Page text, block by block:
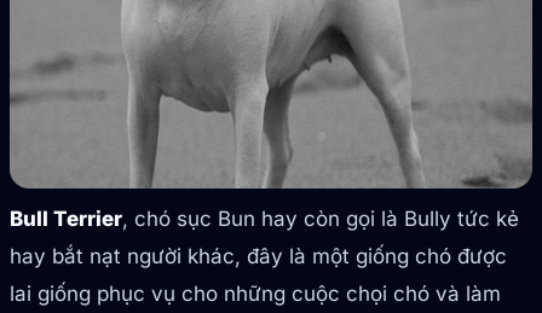
Bull Terrier, chó sục Bun hay còn gọi là Bully tức kẻ
hay bắt nạt người khác, đây là một giống chó được
lai giống phục vụ cho những cuộc chọi chó và làm